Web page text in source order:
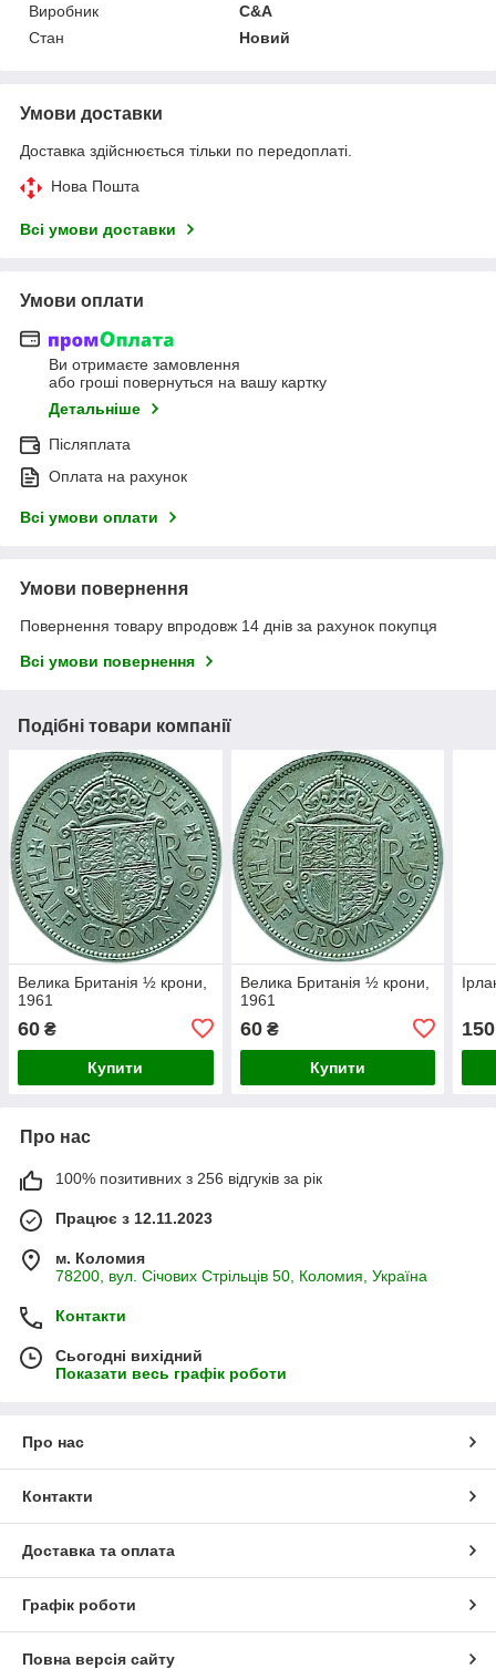
Виробник
C&A
Стан
Новий
Умови доставки
Доставка здійснюється тільки по передоплаті.
Нова Пошта
Всі умови доставки
Умови оплати
Ви отримаєте замовлення
або гроші повернуться на вашу картку
Детальніше
Післяплата
Оплата на рахунок
Всі умови оплати
Умови повернення
Повернення товару впродовж 14 днів за рахунок покупця
Всі умови повернення
Подібні товари компанії
Велика Британія ½ крони,
1961
60 ₴
Купити
Велика Британія ½ крони,
1961
60₴
Купити
150
Про нас
100% позитивних з 256 відгуків за рік
Працює з 12.11.2023
м. Коломия
78200, вул. Січових Стрільців 50, Коломия, Україна
Контакти
Сьогодні вихідний
Показати весь графік роботи
Про нас
Контакти
Доставка та оплата
Графік роботи
Повна версія сайту